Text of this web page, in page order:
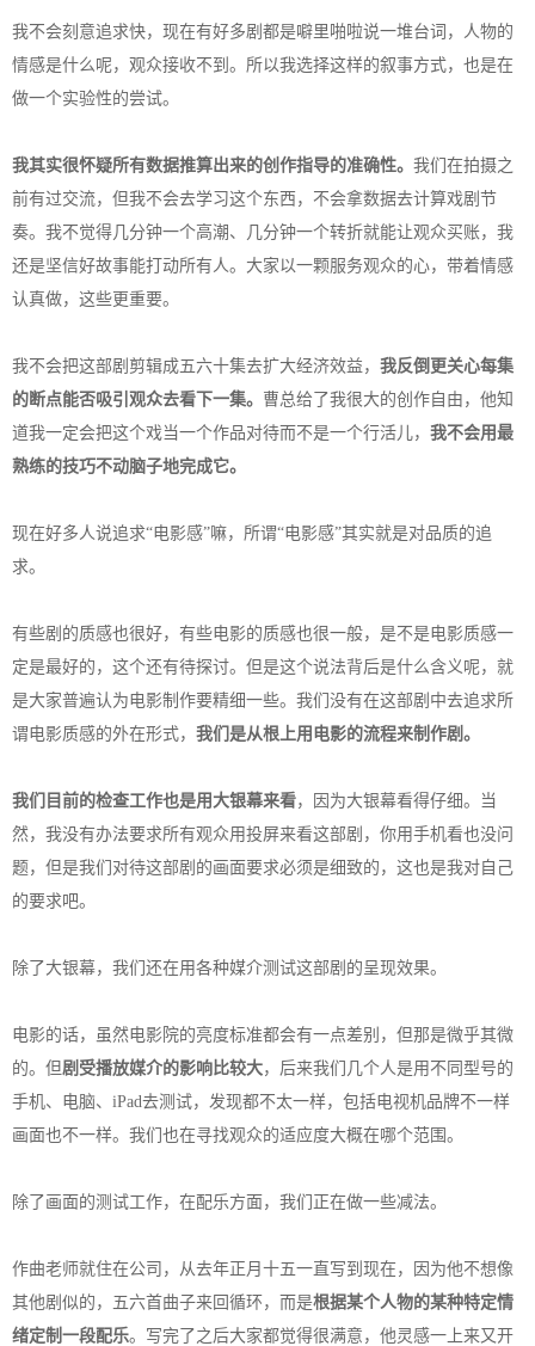
我不会刻意追求快，现在有好多剧都是噼里啪啦说一堆台词，人物的
情感是什么呢，观众接收不到。所以我选择这样的叙事方式，也是在
做一个实验性的尝试。
我其实很怀疑所有数据推算出来的创作指导的准确性。 我们在拍摄之
前有过交流，但我不会去学习这个东西，不会拿数据去计算戏剧节
奏。我不觉得几分钟一个高潮、几分钟一个转折就能让观众买账，我
还是坚信好故事能打动所有人。大家以一颗服务观众的心，带着情感
认真做，这些更重要。
我不会把这部剧剪辑成五六十集去扩大经济效益， 我反倒更关心每集
的断点能否吸引观众去看下一集。 曹总给了我很大的创作自由，他知
道我一定会把这个戏当一个作品对待而不是一个行活儿， 我不会用最
熟练的技巧不动脑子地完成它。
现在好多人说追求“电影感”嘛，所谓“电影感”其实就是对品质的追
求。
有些剧的质感也很好，有些电影的质感也很一般，是不是电影质感一
定是最好的，这个还有待探讨。但是这个说法背后是什么含义呢，就
是大家普遍认为电影制作要精细一些。我们没有在这部剧中去追求所
谓电影质感的外在形式， 我们是从根上用电影的流程来制作剧。
我们目前的检查工作也是用大银幕来看，因为大银幕看得仔细。当
然，我没有办法要求所有观众用投屏来看这部剧，你用手机看也没问
题，但是我们对待这部剧的画面要求必须是细致的，这也是我对自己
的要求吧。
除了大银幕，我们还在用各种媒介测试这部剧的呈现效果。
电影的话，虽然电影院的亮度标准都会有一点差别，但那是微乎其微
的。但剧受播放媒介的影响比较大，后来我们几个人是用不同型号的
手机、电脑、iPad去测试，发现都不太一样，包括电视机品牌不一样
画面也不一样。我们也在寻找观众的适应度大概在哪个范围。
除了画面的测试工作，在配乐方面，我们正在做一些减法。
作曲老师就住在公司，从去年正月十五一直写到现在，因为他不想像
其他剧似的，五六首曲子来回循环，而是根据某个人物的某种特定情
绪定制一段配乐。写完了之后大家都觉得很满意，他灵感一上来又开